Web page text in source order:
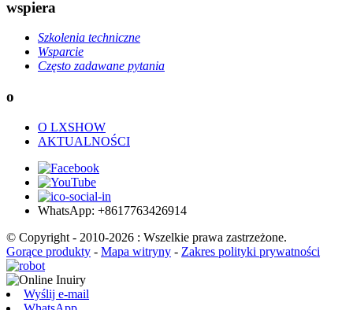
wspiera
Szkolenia techniczne
Wsparcie
Często zadawane pytania
o
O LXSHOW
AKTUALNOŚCI
WhatsApp: +8617763426914
© Copyright - 2010-2026 : Wszelkie prawa zastrzeżone.
Gorące produkty - Mapa witryny - Zakres polityki prywatności
Wyślij e-mail